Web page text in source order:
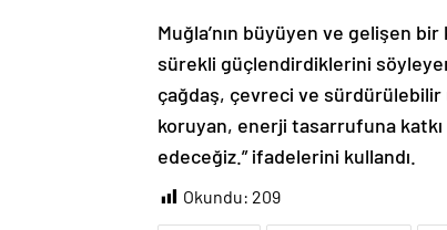
Muğla’nın büyüyen ve gelişen
sürekli güçlendirdiklerini söyleyen
çağdaş, çevreci ve sürdürülebilir
koruyan, enerji tasarrufuna
edeceğiz.” ifadelerini kullandı.
Okundu: 209